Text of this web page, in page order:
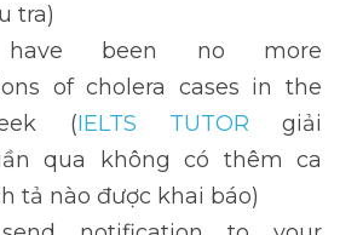
tra)
have been no more
of cholera cases in the
(IELTS TUTOR giải
qua không có thêm ca
tả nào được khai báo)